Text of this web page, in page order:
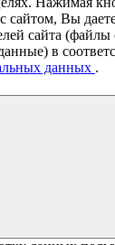
сайтом, Вы
сайта
в
данных .